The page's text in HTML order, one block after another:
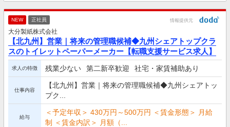
NEW 正社員 情報提供元
大分製紙株式会社
【北九州】営業｜将来の管理職候補◆九州シェアトップクラ
スのトイレットペーパーメーカー【転職支援サービス求人】
求人の特徴 残業少ない 第二新卒歓迎 社宅・家賃補助あり
仕事内容
【北九州】営業｜将来の管理職候補◆九州シェアトッ
プク...
給与
＜予定年収＞ 430万円～500万円 ＜賃金形態＞ 月給
制 ＜賃金内訳＞ 月額（...